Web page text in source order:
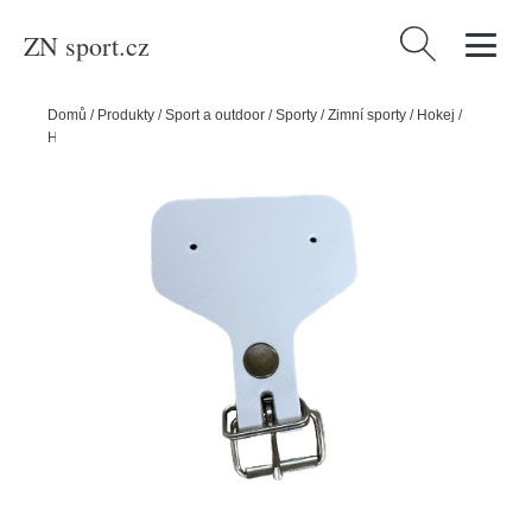
ZN sport.cz Vyhledávání
Domů / Produkty /Sport a outdoor /Sporty /Zimní sporty / Hokej /
Hejduk Kožená přezka k řemínku (1ks)